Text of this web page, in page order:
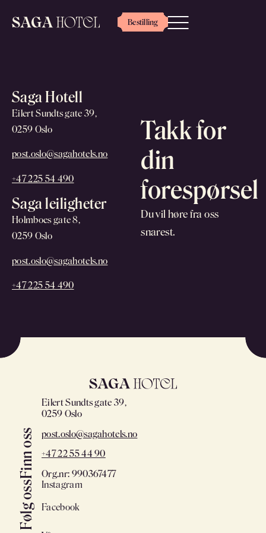
Bestilling
Takk for
din
forespørsel
Du vil høre fra oss
snarest.
Saga Hotell
Eilert Sundts gate 39,
0259 Oslo
post.oslo@sagahotels.no
+47 225 54 490
Saga leiligheter
Holmboes gate 8,
0259 Oslo
post.oslo@sagahotels.no
+47 225 54 490
Finn oss
Eilert Sundts gate 39,
0259 Oslo
post.oslo@sagahotels.no
+47 22 55 44 90
Org.nr: 990367477
Følg oss
Instagram
Facebook